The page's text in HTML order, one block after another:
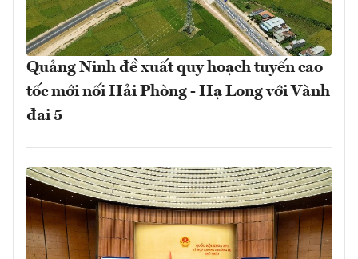
Quảng Ninh đề xuất quy hoạch tuyến cao
tốc mới nối Hải Phòng - Hạ Long với Vành
đai 5